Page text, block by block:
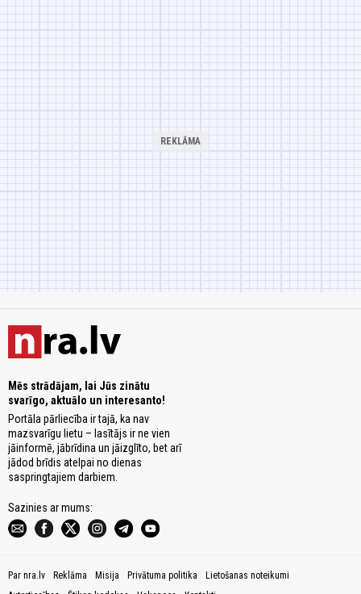
Mēs strādājam, lai Jūs zinātu
svarīgo, aktuālo un interesanto!
Portāla pārliecība ir tajā, ka nav
mazsvarīgu lietu – lasītājs ir ne vien
jāinformē, jābrīdina un jāizglīto, bet arī
jādod brīdis atelpai no dienas
saspringtajiem darbiem.
Sazinies ar mums:
Par nra.lv Reklāma Misija Privātuma politika
Lietošanas noteikumi